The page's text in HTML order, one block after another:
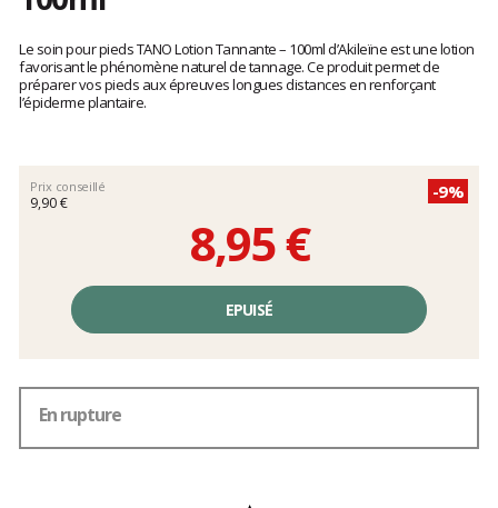
avis
clients
Le soin pour pieds TANO Lotion Tannante – 100ml d’Akileïne est une lotion
favorisant le phénomène naturel de tannage. Ce produit permet de
préparer vos pieds aux épreuves longues distances en renforçant
l’épiderme plantaire.
Prix conseillé
9,90 €
-9%
8,95 €
unitaire,
EPUISÉ
En rupture